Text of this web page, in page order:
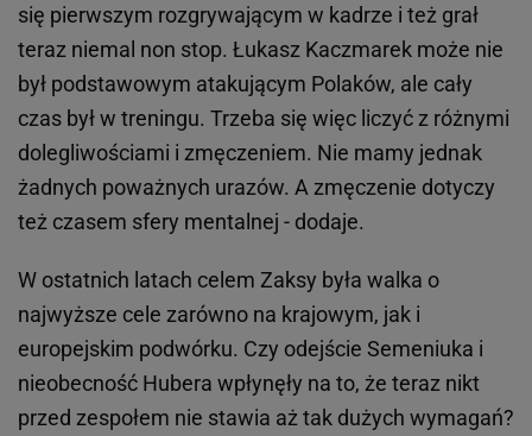
się pierwszym rozgrywającym w kadrze i też grał
teraz niemal non stop. Łukasz Kaczmarek może nie
był podstawowym atakującym Polaków, ale cały
czas był w treningu. Trzeba się więc liczyć z różnymi
dolegliwościami i zmęczeniem. Nie mamy jednak
żadnych poważnych urazów. A zmęczenie dotyczy
też czasem sfery mentalnej - dodaje.
W ostatnich latach celem Zaksy była walka o
najwyższe cele zarówno na krajowym, jak i
europejskim podwórku. Czy odejście Semeniuka i
nieobecność Hubera wpłynęły na to, że teraz nikt
przed zespołem nie stawia aż tak dużych wymagań?